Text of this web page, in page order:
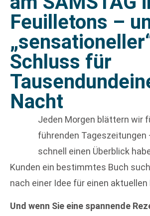
Feuilletons –
Schluss für
Nacht
Jeden Morgen blättern wir
führenden Tageszeitungen
schnell einen Überblick
Kunden ein bestimmtes Buch
nach einer Idee für einen
Und wenn Sie eine spannende